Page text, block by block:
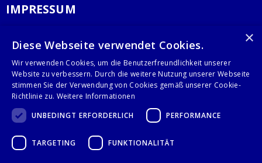
IMPRESSUM
AGB
KONTAKT
Stalgast GmbH
28359 Bremen
×
Diese Webseite verwendet Cookies.
Wir verwenden Cookies, um die Benutzerfreundlichkeit unserer
Website zu verbessern. Durch die weitere Nutzung unserer Webseite
stimmen Sie der Verwendung von Cookies gemäß unserer Cookie-
Richtlinie zu. Weitere Informationen
UNBEDINGT ERFORDERLICH
PERFORMANCE
TARGETING FUNKTIONALITÄT